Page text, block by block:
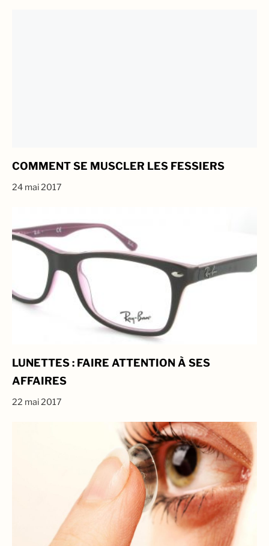
COMMENT SE MUSCLER LES FESSIERS
24 mai 2017
LUNETTES : FAIRE ATTENTION À SES
AFFAIRES
22 mai 2017